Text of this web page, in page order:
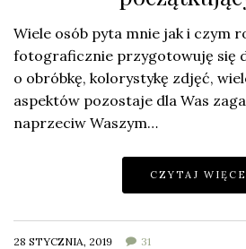
Wiele osób pyta mnie jak i czym
fotograficznie przygotowuję się
o obróbkę, kolorystykę zdjęć,
aspektów pozostaje dla Was
naprzeciw Waszym…
CZYTAJ
28 STYCZNIA, 2019 31